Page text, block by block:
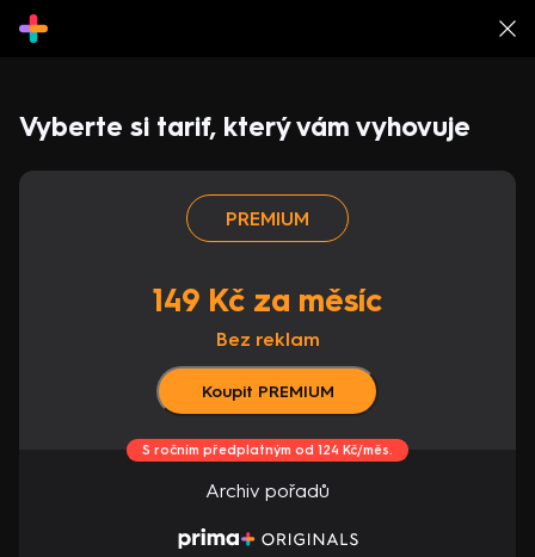
Vyberte si tarif, který vám vyhovuje
PREMIUM
149 Kč za měsíc
Bez reklam
Koupit PREMIUM
S ročním předplatným od 124 Kč/měs.
Archiv pořadů